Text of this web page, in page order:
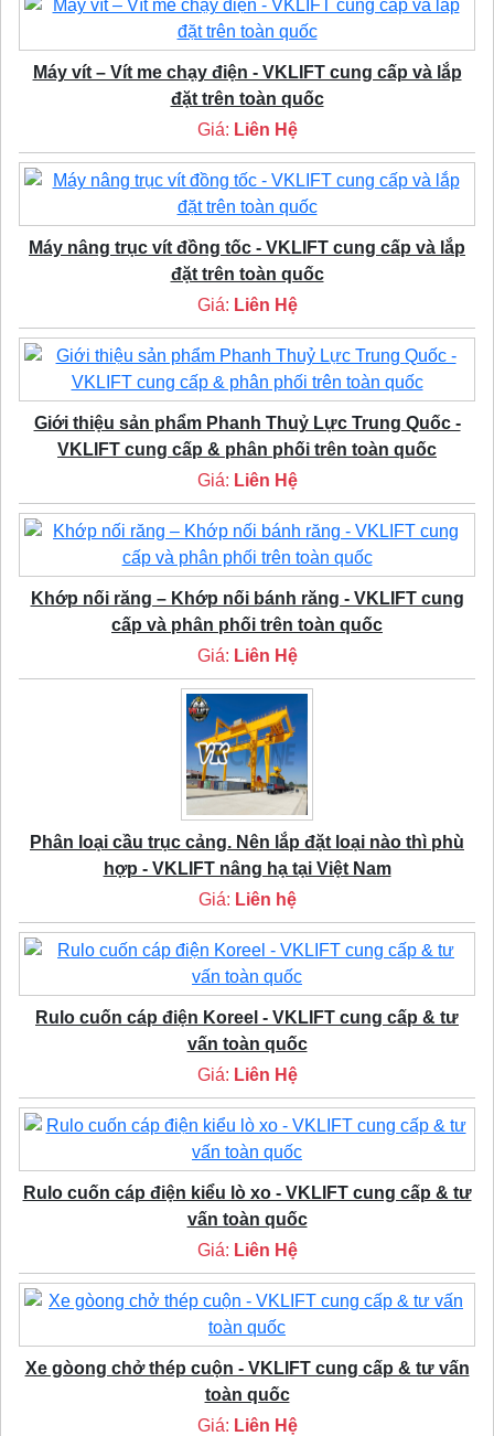
Máy vít – Vít me chạy điện - VKLIFT cung cấp và lắp
đặt trên toàn quốc
Giá: Liên Hệ
Máy nâng trục vít đồng tốc - VKLIFT cung cấp và lắp
đặt trên toàn quốc
Giá: Liên Hệ
Giới thiệu sản phẩm Phanh Thuỷ Lực Trung Quốc -
VKLIFT cung cấp & phân phối trên toàn quốc
Giá: Liên Hệ
Khớp nối răng – Khớp nối bánh răng - VKLIFT cung
cấp và phân phối trên toàn quốc
Giá: Liên Hệ
Phân loại cầu trục cảng. Nên lắp đặt loại nào thì phù
hợp - VKLIFT nâng hạ tại Việt Nam
Giá: Liên hệ
Rulo cuốn cáp điện Koreel - VKLIFT cung cấp & tư
vấn toàn quốc
Giá: Liên Hệ
Rulo cuốn cáp điện kiểu lò xo - VKLIFT cung cấp & tư
vấn toàn quốc
Giá: Liên Hệ
Xe gòong chở thép cuộn - VKLIFT cung cấp & tư vấn
toàn quốc
Giá: Liên Hệ